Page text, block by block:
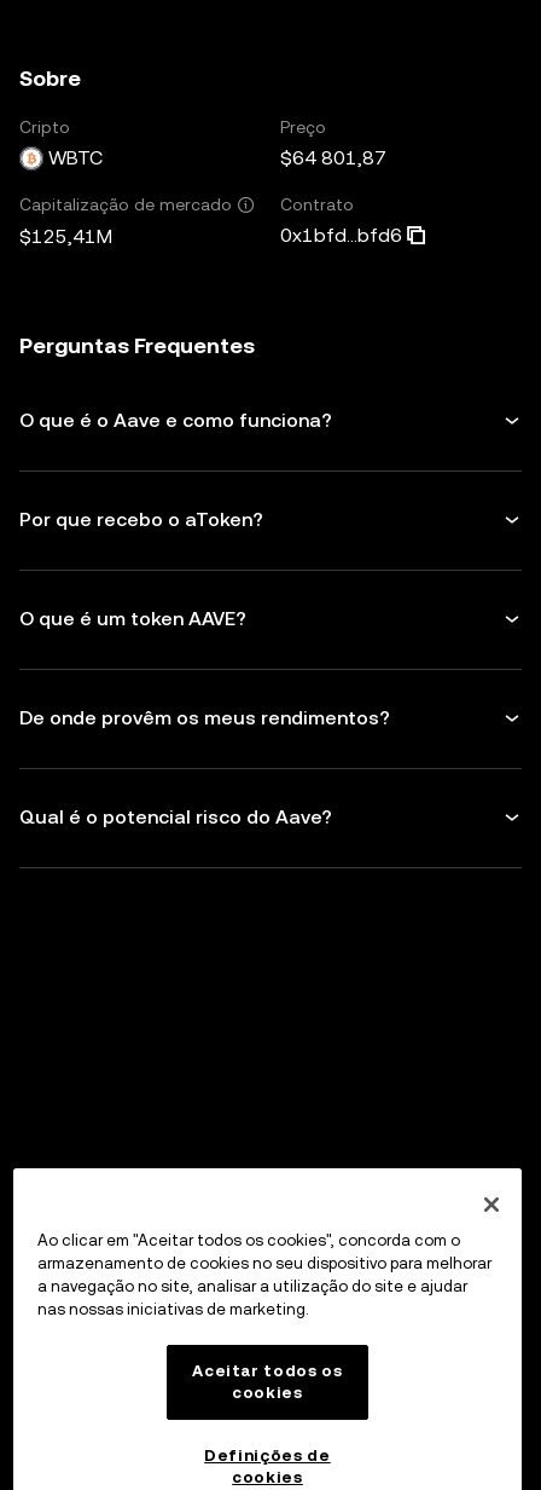
Sobre
Cripto
WBTC
Preço
$64 801,87
Capitalização de mercado
$125,41M
Contrato
0x1bfd...bfd6
Perguntas Frequentes
O que é o Aave e como funciona?
Por que recebo o aToken?
O que é um token AAVE?
De onde provêm os meus rendimentos?
Qual é o potencial risco do Aave?
Ao clicar em "Aceitar todos os cookies", concorda com o
armazenamento de cookies no seu dispositivo para melhorar
a navegação no site, analisar a utilização do site e ajudar
nas nossas iniciativas de marketing.
Aceitar todos os
cookies
Definições de
cookies